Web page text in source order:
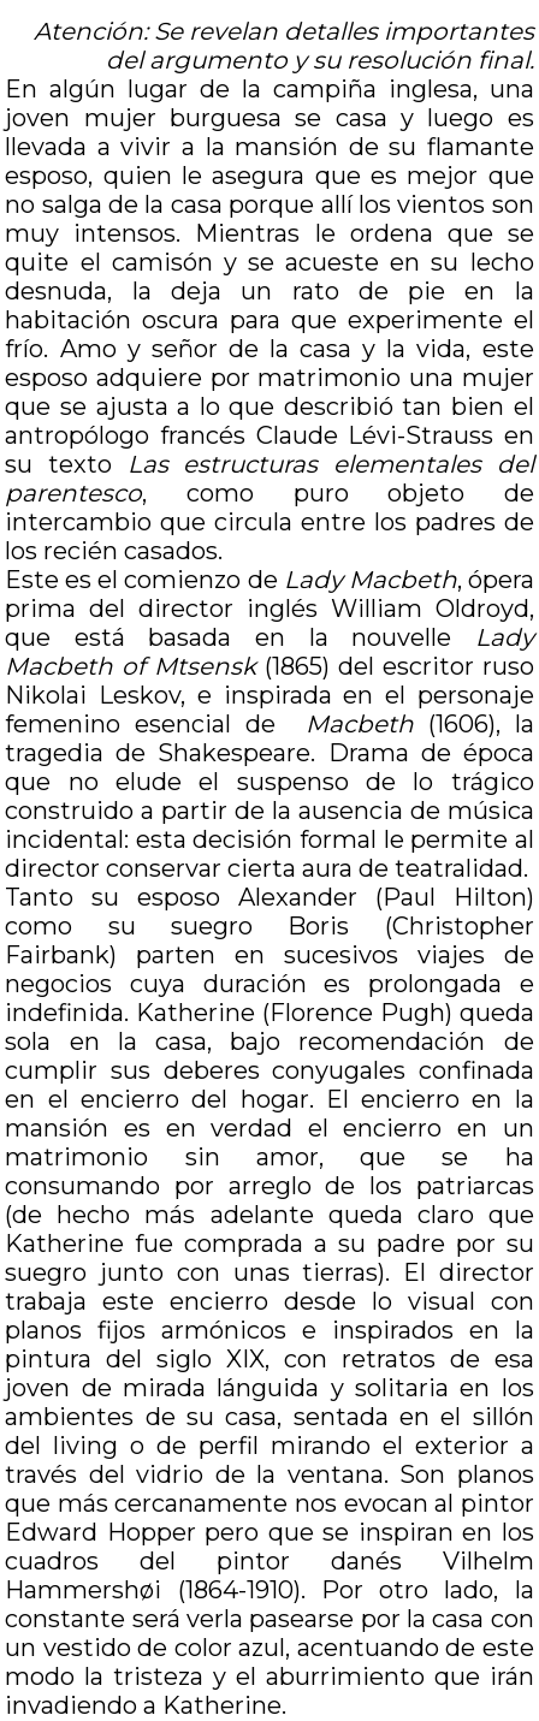
Atención: Se revelan detalles importantes
del argumento y su resolución final.
En algún lugar de la campiña inglesa, una
joven mujer burguesa se casa y luego es
llevada a vivir a la mansión de su flamante
esposo, quien le asegura que es mejor que
no salga de la casa porque allí los vientos son
muy intensos. Mientras le ordena que se
quite el camisón y se acueste en su lecho
desnuda, la deja un rato de pie en la
habitación oscura para que experimente el
frío. Amo y señor de la casa y la vida, este
esposo adquiere por matrimonio una mujer
que se ajusta a lo que describió tan bien el
antropólogo francés Claude Lévi-Strauss en
su texto Las estructuras elementales del
parentesco, como puro objeto de
intercambio que circula entre los padres de
los recién casados.
Este es el comienzo de Lady Macbeth, ópera
prima del director inglés William Oldroyd,
que está basada en la nouvelle
Lady
Macbeth of Mtsensk(1865) del escritor ruso
Nikolai Leskov, e inspirada en el personaje
femenino esencial de
Macbeth (1606), la
tragedia de Shakespeare. Drama de época
que no elude el suspenso de lo trágico
construido a partir de la ausencia de música
incidental: esta decisión formal le permite al
director conservar cierta aura de teatralidad.
Tanto su esposo Alexander (Paul Hilton)
como su suegro Boris (Christopher
Fairbank) parten en sucesivos viajes de
negocios cuya duración es prolongada e
indefinida. Katherine (Florence Pugh) queda
sola en la casa, bajo recomendación de
cumplir sus deberes conyugales confinada
en el encierro del hogar. El encierro en la
mansión es en verdad el encierro en un
matrimonio sin amor, que se ha
consumando por arreglo de los patriarcas
(de hecho más adelante queda claro que
Katherine fue comprada a su padre por su
suegro junto con unas tierras). El director
trabaja este encierro desde lo visual con
planos fijos armónicos e inspirados en la
pintura del siglo XIX, con retratos de esa
joven de mirada lánguida y solitaria en los
ambientes de su casa, sentada en el sillón
del living o de perfil mirando el exterior a
través del vidrio de la ventana. Son planos
que más cercanamente nos evocan al pintor
Edward Hopper pero que se inspiran en los
cuadros del pintor danés Vilhelm
Hammershøi (1864-1910). Por otro lado, la
constante será verla pasearse por la casa con
un vestido de color azul, acentuando de este
modo la tristeza y el aburrimiento que irán
invadiendo a Katherine.